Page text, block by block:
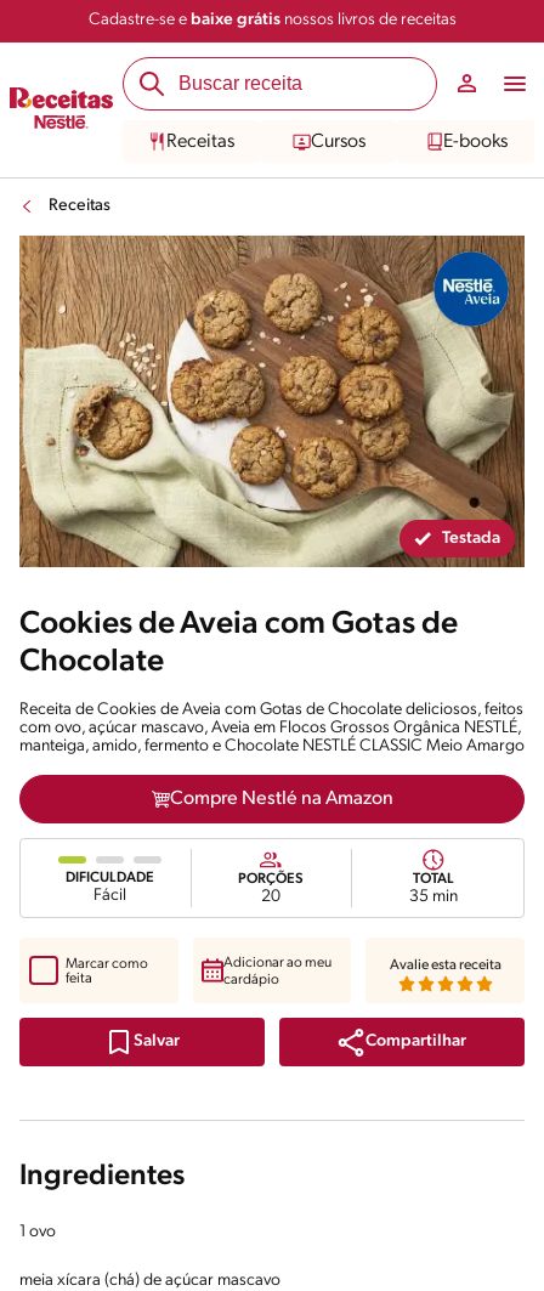
Cadastre-se e baixe grátisnossos livros de receitas
Receitas Cursos E-books
Receitas
Salvar Compartilhar
Testada
Cookies de Aveia com Gotas de
Chocolate
Receita de Cookies de Aveia com Gotas de Chocolate deliciosos, feitos
com ovo, açúcar mascavo, Aveia em Flocos Grossos Orgânica NESTLÉ,
manteiga, amido, fermento e Chocolate NESTLÉ CLASSIC Meio Amargo
Compre Nestlé na Amazon
DIFICULDADE
Fácil
PORÇÕES
20
TOTAL
35 min
Salvar Compartilhar
Marcar como
feita
Adicionar ao meu
cardápio
Avalie esta receita
Ingredientes
1 ovo
meia xícara (chá) de açúcar mascavo